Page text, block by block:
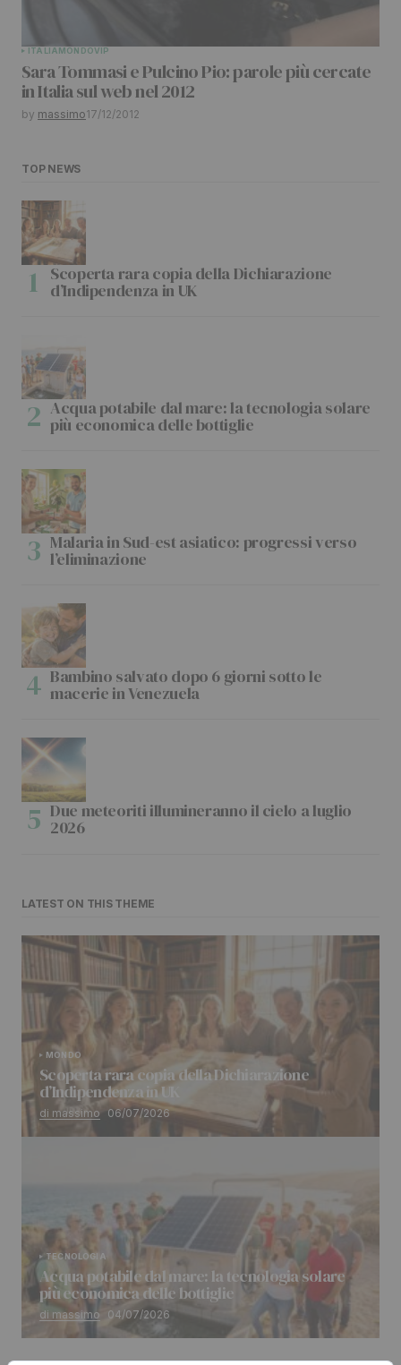
ITALIAMONDOVIP
Sara Tommasi e Pulcino Pio: parole più cercate
in Italia sul web nel 2012
by massimo17/12/2012
TOP NEWS
Scoperta rara copia della Dichiarazione
d’Indipendenza in UK
Acqua potabile dal mare: la tecnologia solare
più economica delle bottiglie
Malaria in Sud-est asiatico: progressi verso
l’eliminazione
Bambino salvato dopo 6 giorni sotto le
macerie in Venezuela
Due meteoriti illumineranno il cielo a luglio
2026
LATEST ON THIS THEME
MONDO
Scoperta rara copia della Dichiarazione
d’Indipendenza in UK
di massimo 06/07/2026
TECNOLOGIA
Acqua potabile dal mare: la tecnologia solare
più economica delle bottiglie
di massimo 04/07/2026